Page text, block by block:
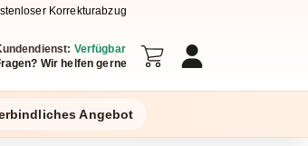
Korrekturabzug
Verfügbar
Wir helfen gerne
Angebot